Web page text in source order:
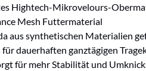
Hightech-Mikrovelours-
Mesh Futtermaterial
aus synthetischen Materialien
dauerhaften ganztägigen
für mehr Stabilität und